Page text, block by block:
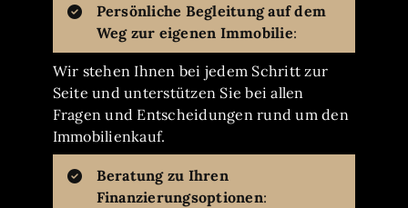
Persönliche Begleitung auf dem
Weg zur eigenen Immobilie:
Wir stehen Ihnen bei jedem Schritt zur
Seite und unterstützen Sie bei allen
Fragen und Entscheidungen rund um den
Immobilienkauf.
Beratung zu Ihren
Finanzierungsoptionen: